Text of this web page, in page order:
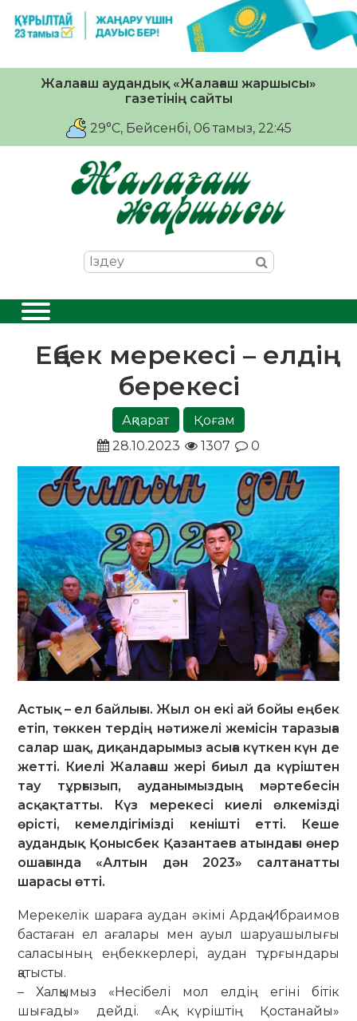
Жалағаш аудандық «Жалағаш жаршысы»
газетінің сайты
29°C, Бейсенбі, 06 тамыз, 22:45
Еңбек мерекесі – елдің
берекесі
Ақпарат
Қоғам
28.10.2023
1307 0
Астық – ел байлығы. Жыл он екі ай бойы еңбек
етіп, төккен тердің нәтижелі жемісін таразыға
салар шақ, диқандарымыз асыға күткен күн де
жетті. Киелі Жалағаш жері биыл да күріштен
тау тұрғызып, ауданымыздың мәртебесін
асқақтатты. Күз мерекесі киелі өлкемізді
өрісті, кемелдігімізді кенішті етті. Кеше
аудандық Қонысбек Қазантаев атындағы өнер
ошағында «Алтын дән 2023» салтанатты
шарасы өтті.
Мерекелік шараға аудан әкімі Ардақ Ибраимов
бастаған ел ағалары мен ауыл шаруашылығы
саласының еңбек­кер­лері, аудан тұрғындары
қатысты.
– Халқымыз «Несібелі мол елдің егіні бітік
шығады» дейді. «Ақ күріштің Қостанайы»